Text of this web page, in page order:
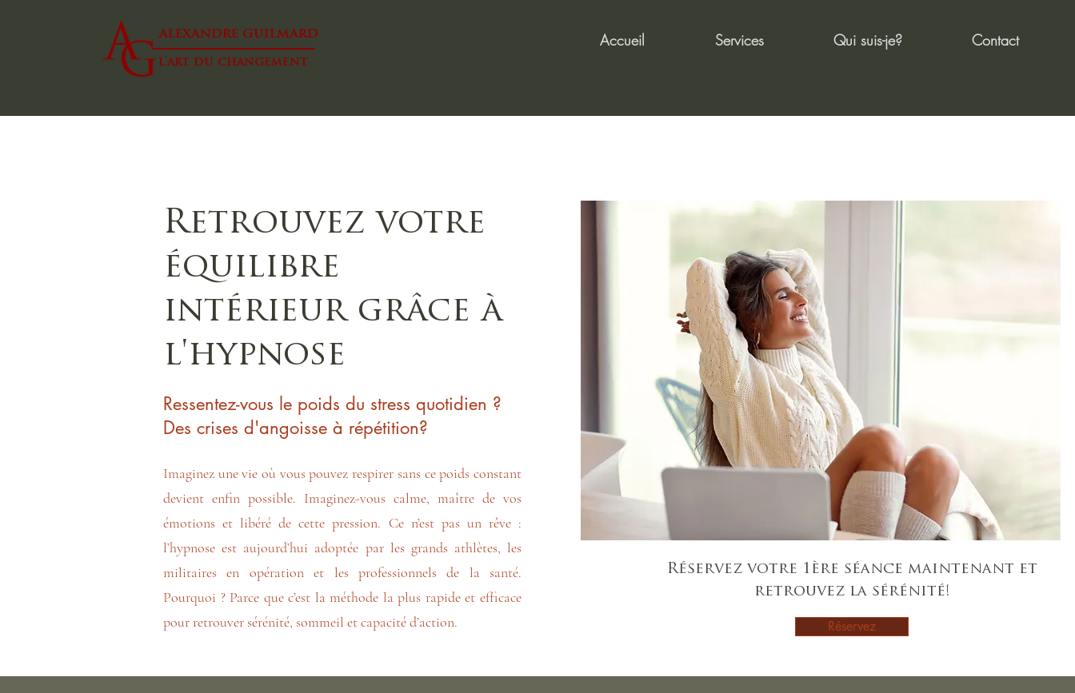
alexandre guilmard
l'art du changement
Accueil Services Qui suis-je? Contact
Retrouvez votre
équilibre
intérieur grâce à
l'hypnose
Ressentez-vous le poids du stress quotidien ?
Des crises d'angoisse à répétition?
Imaginez une vie où vous pouvez respirer sans ce poids constant
devient enfin possible. Imaginez-vous calme, maître de vos
émotions et libéré de cette pression. Ce n’est pas un rêve :
l’hypnose est aujourd’hui adoptée par les grands athlètes, les
militaires en opération et les professionnels de la santé.
Pourquoi ? Parce que c’est la méthode la plus rapide et efficace
pour retrouver sérénité, sommeil et capacité d’action.
Réservez votre 1ère séance maintenant et
retrouvez la sérénité!
Réservez